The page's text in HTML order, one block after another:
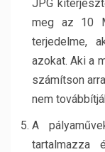
JPG
meg az 10
terjedelme,
azokat. Aki a
számítson
nem
A
tartalmazza